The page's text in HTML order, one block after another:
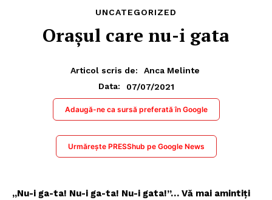
UNCATEGORIZED
Orașul care nu-i gata
Articol scris de:
Anca Melinte
Data:
07/07/2021
Adaugă-ne ca sursă preferată în Google
Urmărește PRESShub pe Google News
„Nu-i ga-ta! Nu-i ga-ta! Nu-i gata!”… Vă mai amintiţi